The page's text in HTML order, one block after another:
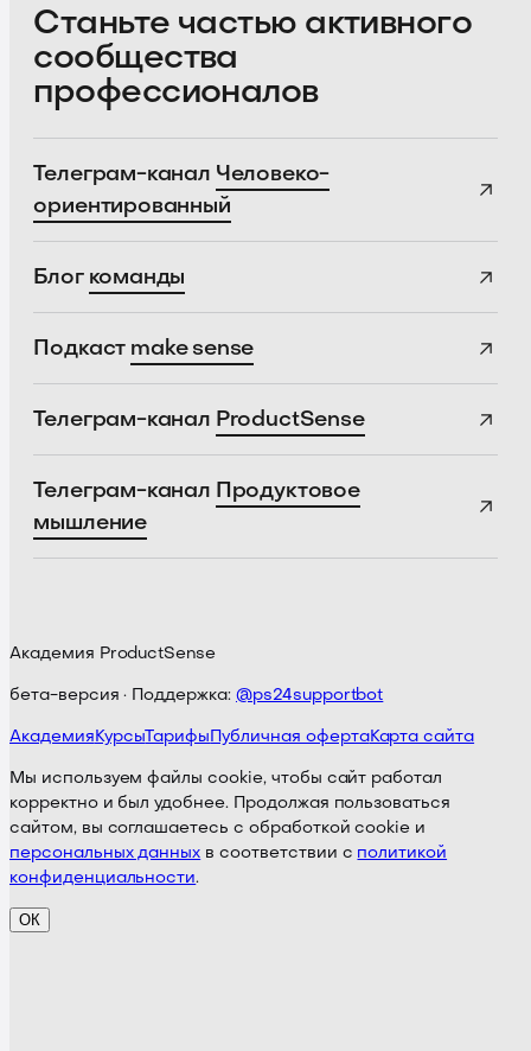
Станьте частью активного
сообщества
профессионалов
Телеграм-канал Человеко-
ориентированный
Блог команды
Подкаст make sense
Телеграм-канал ProductSense
Телеграм-канал Продуктовое
мышление
Академия ProductSense
бета-версия · Поддержка: @ps24supportbot
Академия КурсыТарифы Публичная офертаКарта сайта
Мы используем файлы cookie, чтобы сайт работал
корректно и был удобнее. Продолжая пользоваться
сайтом, вы соглашаетесь с обработкой cookie и
персональных данных в соответствии с политикой
конфиденциальности.
ОК